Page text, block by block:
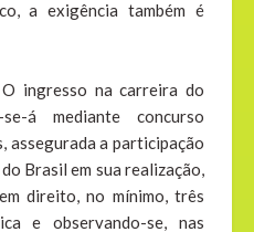
a exigência também é
ingresso na carreira do
á mediante concurso
assegurada a participação
Brasil em sua realização,
direito, no mínimo, três
e observando-se, nas